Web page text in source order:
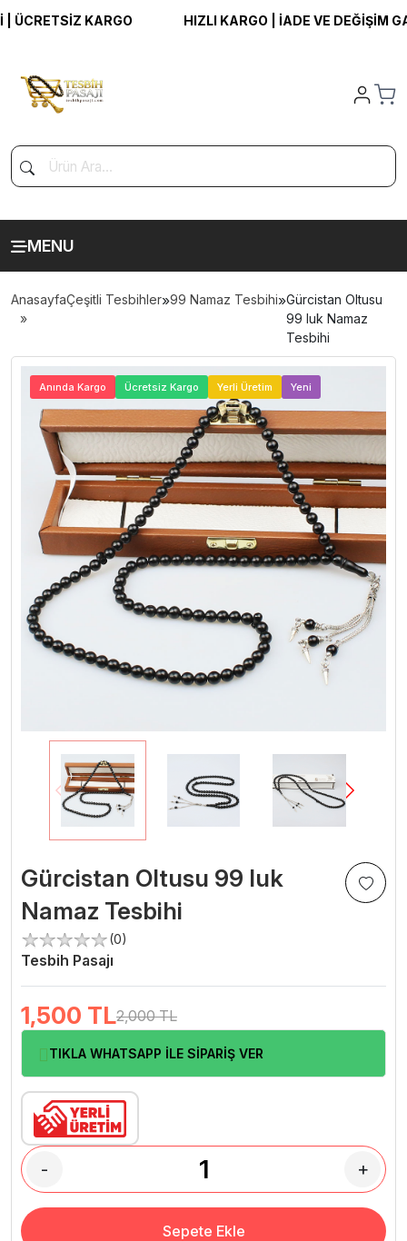
KARGO HIZLI KARGO | İADE VE DEĞİŞİM
MENU
AnasayfaÇeşitli Tesbihler»99 Namaz Tesbihi»Gürcistan Oltusu
99 luk Namaz
Tesbihi
Anında Kargo Ücretsiz Kargo Yerli Üretim Yeni
Gürcistan Oltusu 99 luk
Namaz Tesbihi
(0)
Tesbih Pasajı
1,500 TL2,000 TL
TIKLA WHATSAPP İLE SİPARİŞ VER
- +
Sepete Ekle